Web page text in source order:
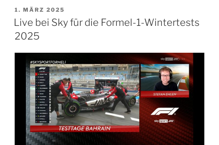
VERÖFFENTLICHT
AM
1. MÄRZ 2025
Live bei Sky für die Formel-1-Wintertests
2025